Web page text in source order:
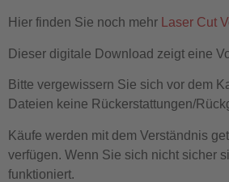
Hier finden Sie noch mehr Laser Cut
Dieser digitale Download zeigt eine
Bitte vergewissern Sie sich vor dem
Dateien keine Rückerstattungen/
Käufe werden mit dem Verständnis
verfügen. Wenn Sie sich nicht sicher
funktioniert.